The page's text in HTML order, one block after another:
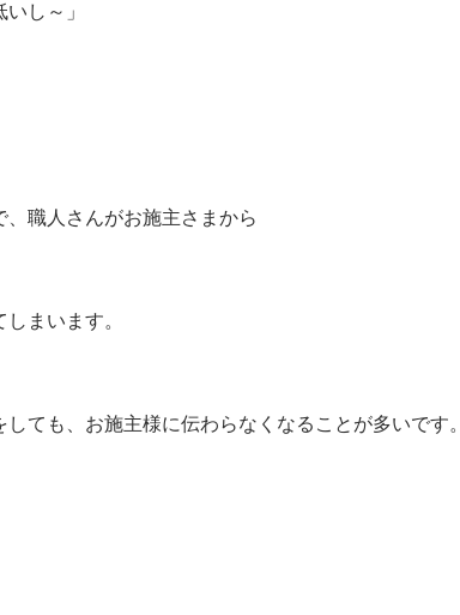
し～」
職人さんがお施主さまから
まいます。
ても、お施主様に伝わらなくなることが多いです。